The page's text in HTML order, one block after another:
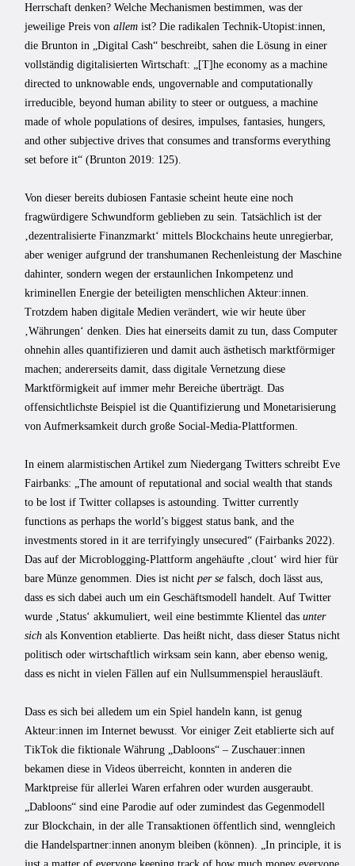
Herrschaft denken? Welche Mechanismen bestimmen, was der
jeweilige Preis von allem ist? Die radikalen Technik-Utopist:innen,
die Brunton in „Digital Cash“ beschreibt, sahen die Lösung in einer
vollständig digitalisierten Wirtschaft: „[T]he economy as a machine
directed to unknowable ends, ungovernable and computationally
irreducible, beyond human ability to steer or outguess, a machine
made of whole populations of desires, impulses, fantasies, hungers,
and other subjective drives that consumes and transforms everything
set before it“ (Brunton 2019: 125).
Von dieser bereits dubiosen Fantasie scheint heute eine noch
fragwürdigere Schwundform geblieben zu sein. Tatsächlich ist der
‚dezentralisierte Finanzmarkt‘ mittels Blockchains heute unregierbar,
aber weniger aufgrund der transhumanen Rechenleistung der Maschine
dahinter, sondern wegen der erstaunlichen Inkompetenz und
kriminellen Energie der beteiligten menschlichen Akteur:innen.
Trotzdem haben digitale Medien verändert, wie wir heute über
‚Währungen‘ denken. Dies hat einerseits damit zu tun, dass Computer
ohnehin alles quantifizieren und damit auch ästhetisch marktförmiger
machen; andererseits damit, dass digitale Vernetzung diese
Marktförmigkeit auf immer mehr Bereiche überträgt. Das
offensichtlichste Beispiel ist die Quantifizierung und Monetarisierung
von Aufmerksamkeit durch große Social-Media-Plattformen.
In einem alarmistischen Artikel zum Niedergang Twitters schreibt Eve
Fairbanks: „The amount of reputational and social wealth that stands
to be lost if Twitter collapses is astounding. Twitter currently
functions as perhaps the world’s biggest status bank, and the
investments stored in it are terrifyingly unsecured“ (Fairbanks 2022).
Das auf der Microblogging-Plattform angehäufte ‚clout‘ wird hier für
bare Münze genommen. Dies ist nicht per se falsch, doch lässt aus,
dass es sich dabei auch um ein Geschäftsmodell handelt. Auf Twitter
wurde ‚Status‘ akkumuliert, weil eine bestimmte Klientel das unter
sich als Konvention etablierte. Das heißt nicht, dass dieser Status nicht
politisch oder wirtschaftlich wirksam sein kann, aber ebenso wenig,
dass es nicht in vielen Fällen auf ein Nullsummenspiel herausläuft.
Dass es sich bei alledem um ein Spiel handeln kann, ist genug
Akteur:innen im Internet bewusst. Vor einiger Zeit etablierte sich auf
TikTok die fiktionale Währung „Dabloons“ – Zuschauer:innen
bekamen diese in Videos überreicht, konnten in anderen die
Marktpreise für allerlei Waren erfahren oder wurden ausgeraubt.
„Dabloons“ sind eine Parodie auf oder zumindest das Gegenmodell
zur Blockchain, in der alle Transaktionen öffentlich sind, wenngleich
die Handelspartner:innen anonym bleiben (können). „In principle, it is